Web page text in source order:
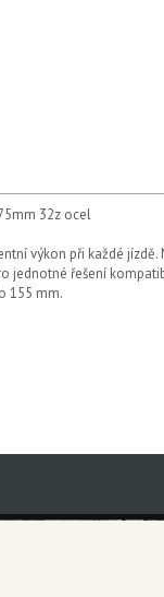
32z ocel
výkon při každé
jednotné řešení
155 mm.